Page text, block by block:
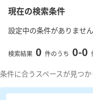
現在の検索条件
設定中の条件がありません
検索結果 0 件のうち 0-0
条件に合うスペースが見つか